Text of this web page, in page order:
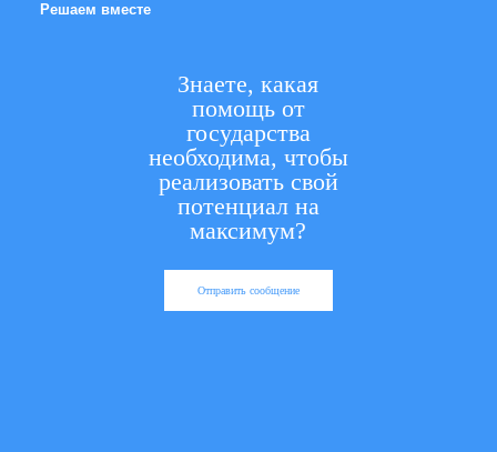
Решаем вместе
Знаете, какая
помощь от
государства
необходима, чтобы
реализовать свой
потенциал на
максимум?
Отправить сообщение